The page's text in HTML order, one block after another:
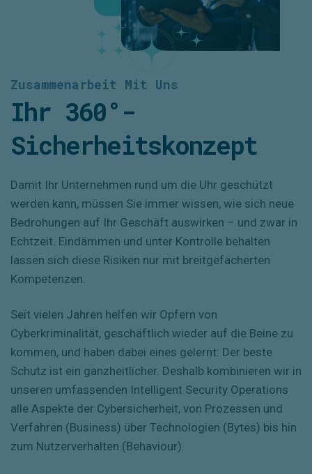
Zusammenarbeit Mit Uns
Ihr 360°-
Sicherheitskonzept
Damit Ihr Unternehmen rund um die Uhr geschützt
werden kann, müssen Sie immer wissen, wie sich neue
Bedrohungen auf Ihr Geschäft auswirken – und zwar in
Echtzeit. Eindämmen und unter Kontrolle behalten
lassen sich diese Risiken nur mit breitgefächerten
Kompetenzen.
Seit vielen Jahren helfen wir Opfern von
Cyberkriminalität, geschäftlich wieder auf die Beine zu
kommen, und haben dabei eines gelernt: Der beste
Schutz ist ein ganzheitlicher. Deshalb kombinieren wir in
unseren umfassenden Intelligent Security Operations
alle Aspekte der Cybersicherheit, von Prozessen und
Verfahren (Business) über Technologien (Bytes) bis hin
zum Nutzerverhalten (Behaviour).